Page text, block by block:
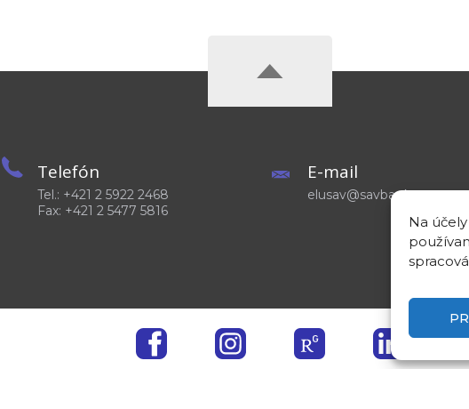
Na
Telefón
Tel.: +421 2 5922 2468
Fax: +421 2 5477 5816
E-mail
elusav@savba.sk